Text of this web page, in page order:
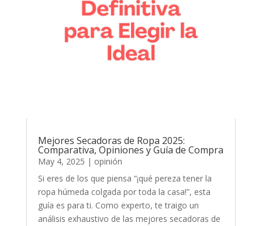
Mejores Secadoras de Ropa 2025:
Comparativa, Opiniones y Guía de Compra
May 4, 2025 | opinión
Si eres de los que piensa “¡qué pereza tener la
ropa húmeda colgada por toda la casa!”, esta
guía es para ti. Como experto, te traigo un
análisis exhaustivo de las mejores secadoras de